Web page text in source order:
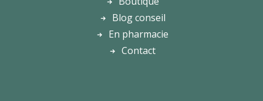
Blog conseil
En pharmacie
Contact